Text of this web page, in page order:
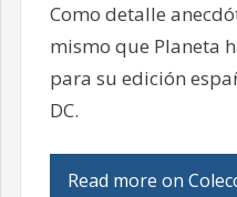
Como detalle
mismo que Planeta
para su edición
DC.
Read more on